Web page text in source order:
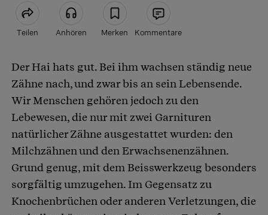
Teilen Anhören Merken Kommentare
Artikel teilen
Der Hai hats gut. Bei ihm wachsen ständig neue
Zähne nach, und zwar bis an sein Lebensende.
Wir Menschen gehören jedoch zu den
Lebewesen, die nur mit zwei Garnituren
natürlicher Zähne ausgestattet wurden: den
Milchzähnen und den Erwachsenenzähnen.
Grund genug, mit dem Beisswerkzeug besonders
sorgfältig umzugehen. Im Gegensatz zu
Knochenbrüchen oder anderen Verletzungen, die